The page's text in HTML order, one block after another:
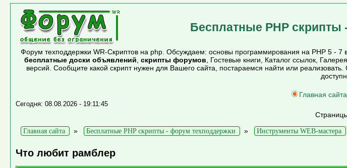
Бесплатные PHP
Форум техподдержки WR-Скриптов на php. Обсуждаем: основы программирования на PHP 5 -
бесплатные доски объявлений скрипты форумов , Гостевые книги, Каталог ссылок, Галерея,
версий. Сообщите какой скрипт нужен для Вашего сайта, постараемся найти или
Главная сайта
Сегодня: 08.08.2026 - 19:11:45
Главная сайта » Бесплатные PHP скрипты - форум техподдержки » Инструменты WEB-мастера
Что любит рамблер